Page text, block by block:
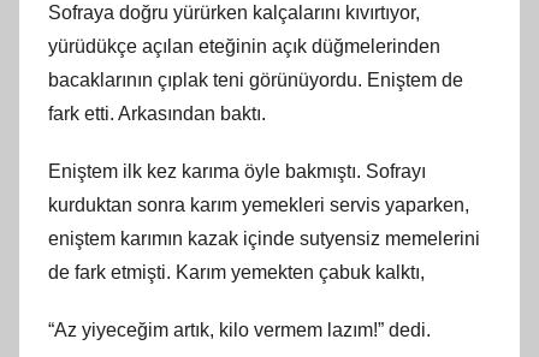
Sofraya doğru yürürken kalçalarını kıvırtıyor,
yürüdükçe açılan eteğinin açık düğmelerinden
bacaklarının çıplak teni görünüyordu. Eniştem de
fark etti. Arkasından baktı.
Eniştem ilk kez karıma öyle bakmıştı. Sofrayı
kurduktan sonra karım yemekleri servis yaparken,
eniştem karımın kazak içinde sutyensiz memelerini
de fark etmişti. Karım yemekten çabuk kalktı,
“Az yiyeceğim artık, kilo vermem lazım!” dedi.